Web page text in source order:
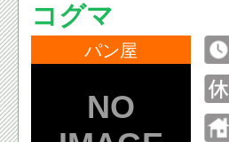
コグマ
パン屋